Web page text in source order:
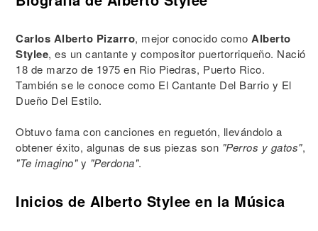
Carlos Alberto Pizarro, mejor conocido como Alberto
Stylee, es un cantante y compositor puertorriqueño. Nació
18 de marzo de 1975 en Rio Piedras, Puerto Rico.
También se le conoce como El Cantante Del Barrio y El
Dueño Del Estilo.
Obtuvo fama con canciones en reguetón, llevándolo a
obtener éxito, algunas de sus piezas son "Perros y gatos",
"Te imagino"y "Perdona".
Inicios de Alberto Stylee en la Música